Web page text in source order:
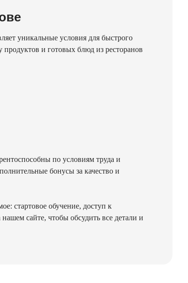
уникальные условия для быстрого
и готовых блюд из ресторанов
по условиям труда и
бонусы за качество и
стартовое обучение, доступ к
сайте, чтобы обсудить все детали и